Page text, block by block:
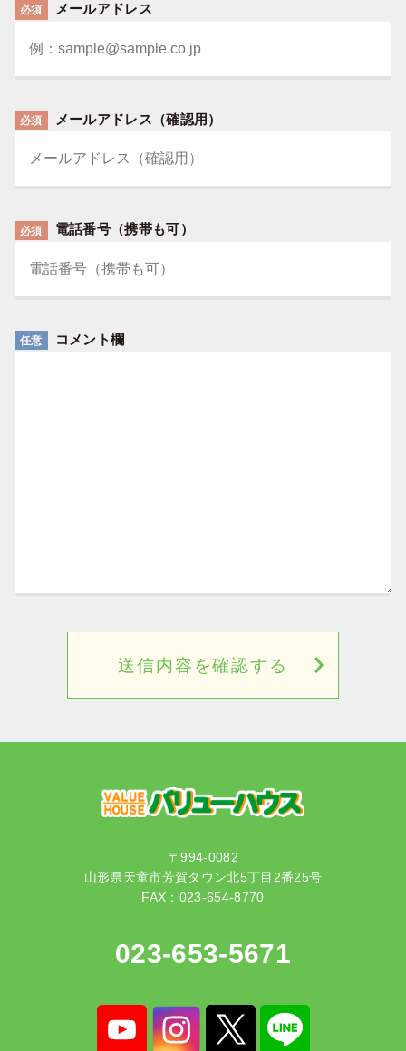
必須 メールアドレス
必須 メールアドレス（確認用）
必須 電話番号（携帯も可）
任意 コメント欄
〒994-0082
山形県天童市芳賀タウン北5丁目2番25号
FAX：023-654-8770
023-653-5671